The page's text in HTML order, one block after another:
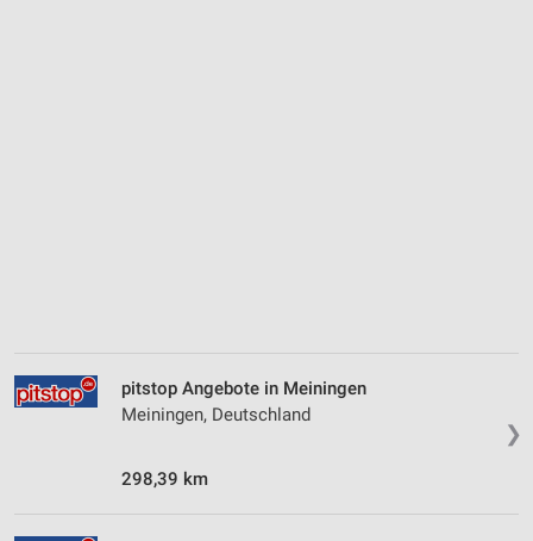
❯
pitstop Angebote in Meiningen
Meiningen, Deutschland
298,39 km